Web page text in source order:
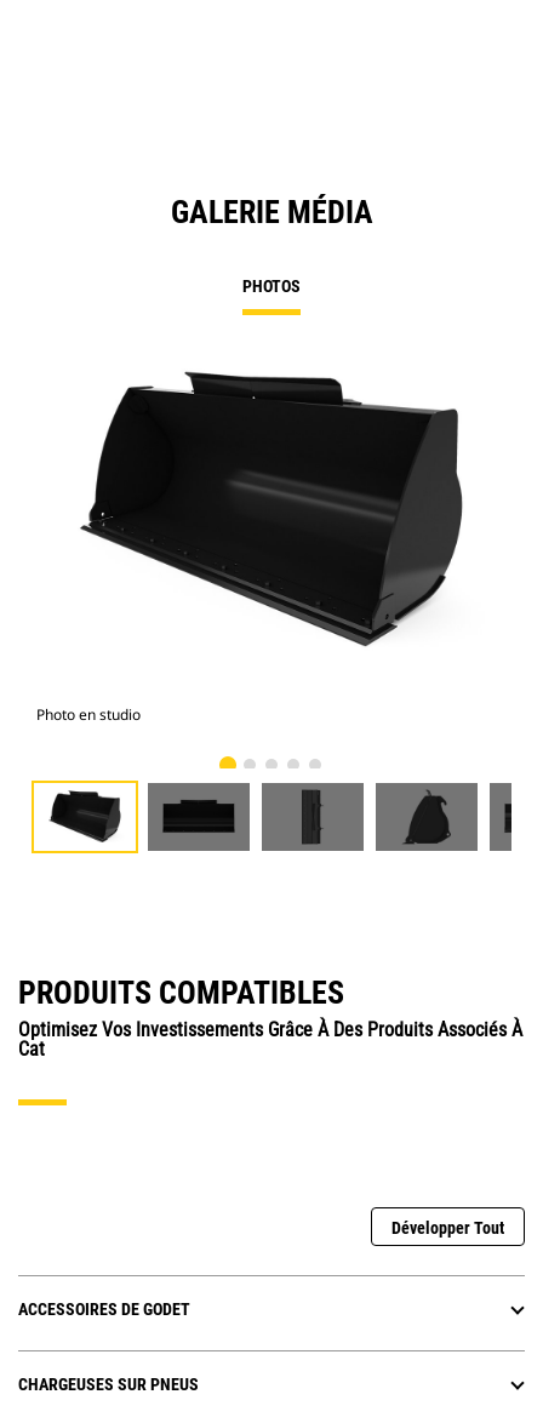
GALERIE MÉDIA
PHOTOS
Photo en studio
PRODUITS COMPATIBLES
Optimisez Vos Investissements Grâce À Des Produits Associés À
Cat
Développer Tout
ACCESSOIRES DE GODET
CHARGEUSES SUR PNEUS